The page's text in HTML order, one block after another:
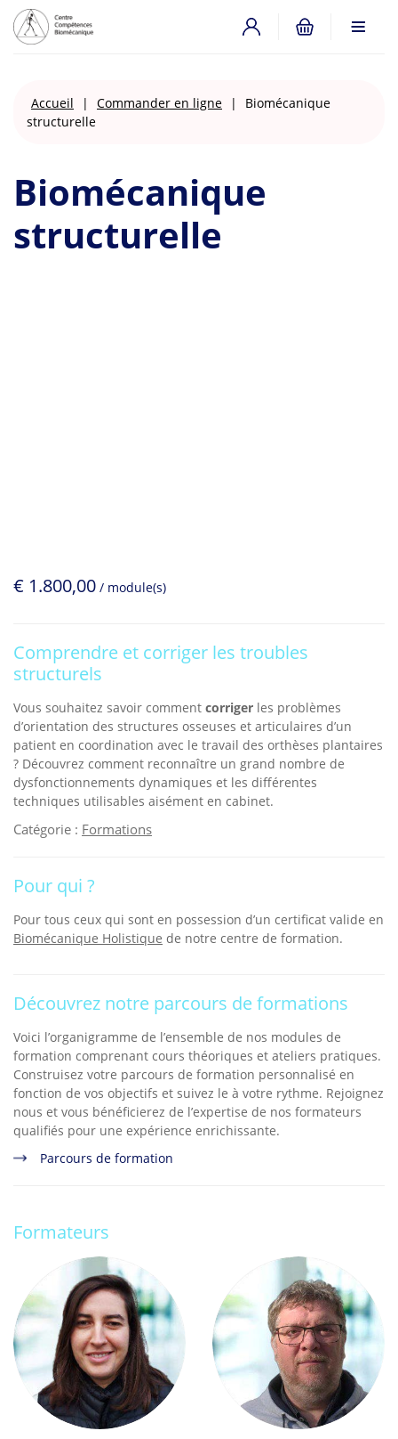
Accueil | Commander en ligne |
Biomécanique
structurelle
Biomécanique
structurelle
€ 1.800,00 / module(s)
Comprendre et corriger les troubles
structurels
Vous souhaitez savoir comment corriger les problèmes
d’orientation des structures osseuses et articulaires d’un
patient en coordination avec le travail des orthèses plantaires
? Découvrez comment reconnaître un grand nombre de
dysfonctionnements dynamiques et les différentes
techniques utilisables aisément en cabinet.
Catégorie : Formations
Pour qui ?
Pour tous ceux qui sont en possession d’un certificat valide en
Biomécanique Holistique de notre centre de formation.
Formateurs
Découvrez notre parcours de formations
Voici l’organigramme de l’ensemble de nos modules de
formation comprenant cours théoriques et ateliers pratiques.
Construisez votre parcours de formation personnalisé en
fonction de vos objectifs et suivez le à votre rythme. Rejoignez
nous et vous bénéficierez de l’expertise de nos formateurs
qualifiés pour une expérience enrichissante.
Parcours de formation